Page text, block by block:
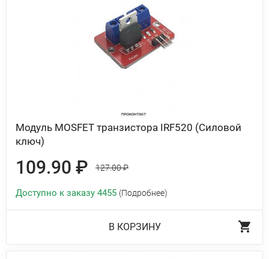
Модуль MOSFET транзистора IRF520 (Силовой
ключ)
109.90 ₽ 127.00 ₽
Доступно к заказу 4455 (Подробнее)
В КОРЗИНУ